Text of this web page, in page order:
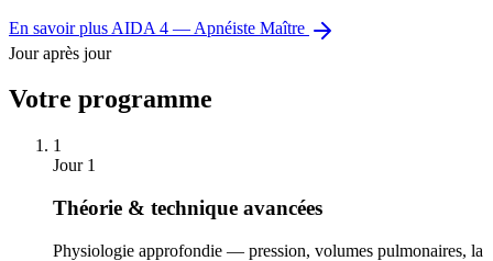
En savoir plus AIDA 4 — Apnéiste Maître
Jour après jour
Votre programme
1
Jour 1
Théorie & technique avancées
Physiologie approfondie — pression, volumes pulmonaires, la